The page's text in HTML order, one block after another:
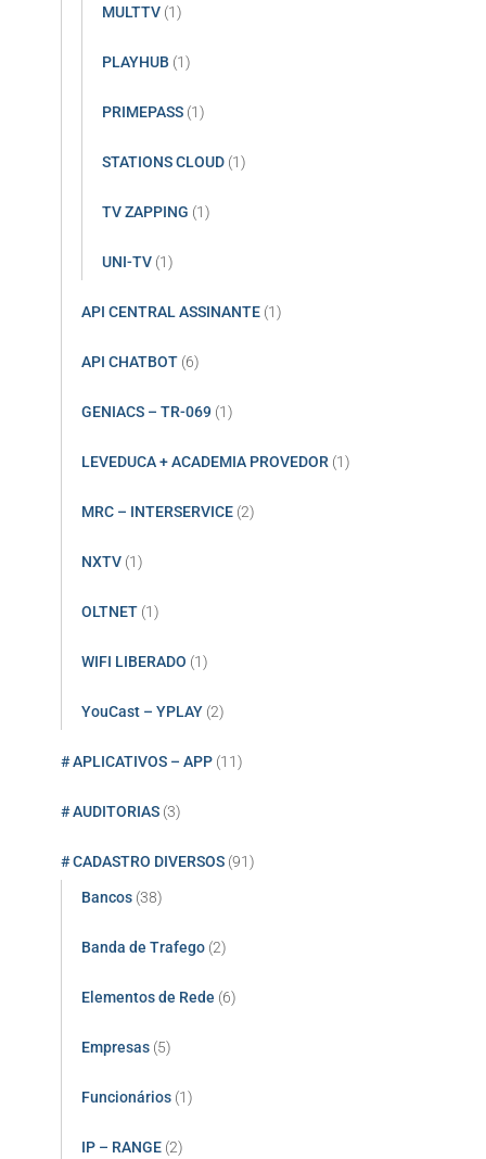
MULTTV (1)
PLAYHUB (1)
PRIMEPASS (1)
STATIONS CLOUD (1)
TV ZAPPING (1)
UNI-TV (1)
API CENTRAL ASSINANTE (1)
API CHATBOT (6)
GENIACS – TR-069 (1)
LEVEDUCA + ACADEMIA PROVEDOR (1)
MRC – INTERSERVICE (2)
NXTV (1)
OLTNET (1)
WIFI LIBERADO (1)
YouCast – YPLAY (2)
# APLICATIVOS – APP (11)
# AUDITORIAS (3)
# CADASTRO DIVERSOS (91)
Bancos (38)
Banda de Trafego (2)
Elementos de Rede (6)
Empresas (5)
Funcionários (1)
IP – RANGE (2)